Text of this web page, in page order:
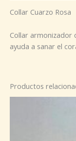
Collar Cuarzo Rosa
Collar armonizador
ayuda a sanar el
Productos